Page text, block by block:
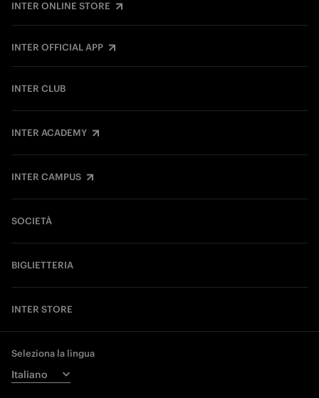
INTER ONLINE STORE
INTER OFFICIAL APP
INTER CLUB
INTER ACADEMY
INTER CAMPUS
SOCIETÀ
BIGLIETTERIA
INTER STORE
Seleziona la lingua